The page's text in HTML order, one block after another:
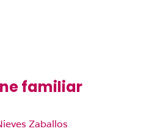
familiar
Zaballos